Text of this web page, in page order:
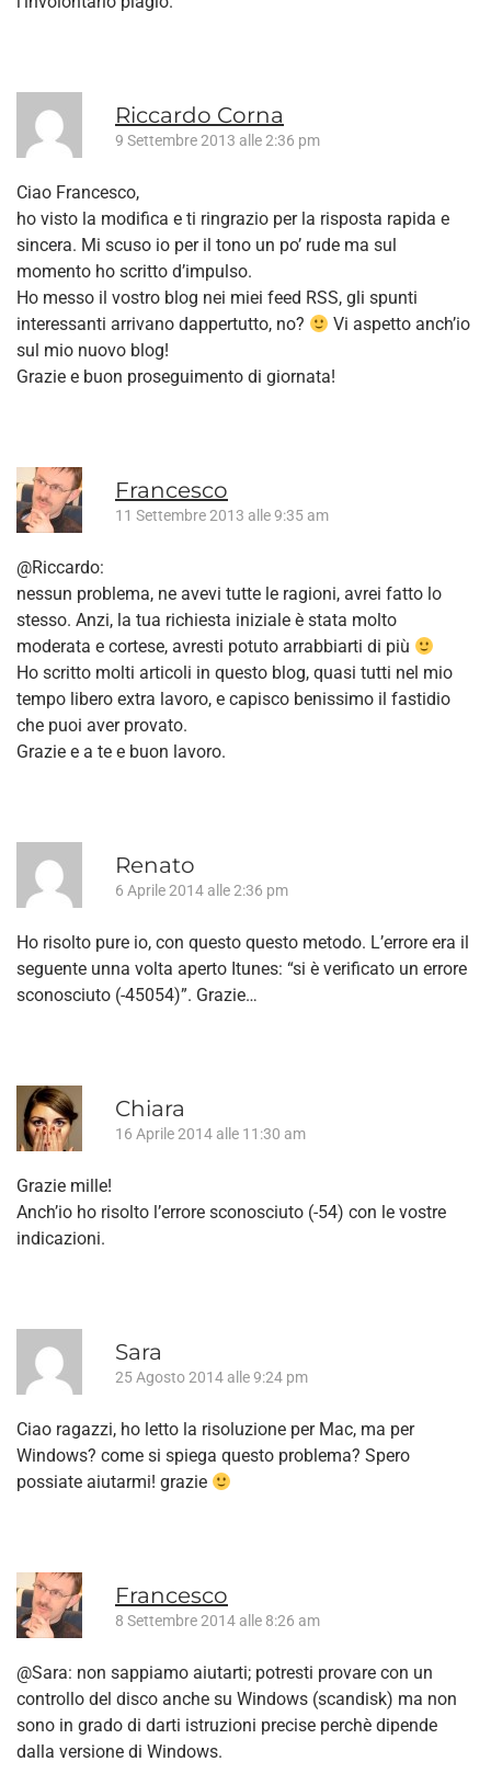
Riccardo Corna
9 Settembre 2013 alle 2:36 pm
Ciao Francesco,
ho visto la modifica e ti ringrazio per la risposta rapida e
sincera. Mi scuso io per il tono un po’ rude ma sul
momento ho scritto d’impulso.
Ho messo il vostro blog nei miei feed RSS, gli spunti
interessanti arrivano dappertutto, no?
Vi aspetto anch’io
sul mio nuovo blog!
Grazie e buon proseguimento di giornata!
Francesco
11 Settembre 2013 alle 9:35 am
@Riccardo:
nessun problema, ne avevi tutte le ragioni, avrei fatto lo
stesso. Anzi, la tua richiesta iniziale è stata molto
moderata e cortese, avresti potuto arrabbiarti di più
Ho scritto molti articoli in questo blog, quasi tutti nel mio
tempo libero extra lavoro, e capisco benissimo il fastidio
che puoi aver provato.
Grazie e a te e buon lavoro.
Renato
6 Aprile 2014 alle 2:36 pm
Ho risolto pure io, con questo questo metodo. L’errore era il
seguente unna volta aperto Itunes: “si è verificato un errore
sconosciuto (-45054)”. Grazie…
Chiara
16 Aprile 2014 alle 11:30 am
Grazie mille!
Anch’io ho risolto l’errore sconosciuto (-54) con le vostre
indicazioni.
Sara
25 Agosto 2014 alle 9:24 pm
Ciao ragazzi, ho letto la risoluzione per Mac, ma per
Windows? come si spiega questo problema? Spero
possiate aiutarmi! grazie
Francesco
8 Settembre 2014 alle 8:26 am
@Sara: non sappiamo aiutarti; potresti provare con un
controllo del disco anche su Windows (scandisk) ma non
sono in grado di darti istruzioni precise perchè dipende
dalla versione di Windows.